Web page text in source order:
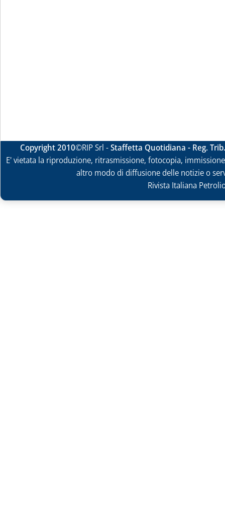
Copyright 2010©RIP Srl -Staffetta Quotidiana - Reg.
E' vietata la riproduzione, ritrasmissione, fotocopia,
altro modo di diffusione delle notizie o
Rivista Italiana